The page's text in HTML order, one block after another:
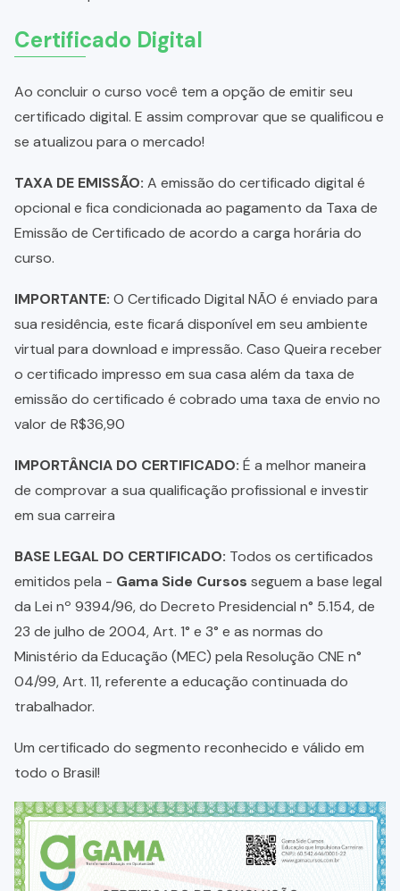
Certificado Digital
Ao concluir o curso você tem a opção de emitir seu
certificado digital. E assim comprovar que se qualificou e
se atualizou para o mercado!
TAXA DE EMISSÃO: A emissão do certificado digital é
opcional e fica condicionada ao pagamento da Taxa de
Emissão de Certificado de acordo a carga horária do
curso.
IMPORTANTE: O Certificado Digital NÃO é enviado para
sua residência, este ficará disponível em seu ambiente
virtual para download e impressão. Caso Queira receber
o certificado impresso em sua casa além da taxa de
emissão do certificado é cobrado uma taxa de envio no
valor de R$36,90
IMPORTÂNCIA DO CERTIFICADO: É a melhor maneira
de comprovar a sua qualificação profissional e investir
em sua carreira
BASE LEGAL DO CERTIFICADO: Todos os certificados
emitidos pela - Gama Side Cursos seguem a base legal
da Lei nº 9394/96, do Decreto Presidencial n° 5.154, de
23 de julho de 2004, Art. 1° e 3° e as normas do
Ministério da Educação (MEC) pela Resolução CNE n°
04/99, Art. 11, referente a educação continuada do
trabalhador.
Um certificado do segmento reconhecido e válido em
todo o Brasil!